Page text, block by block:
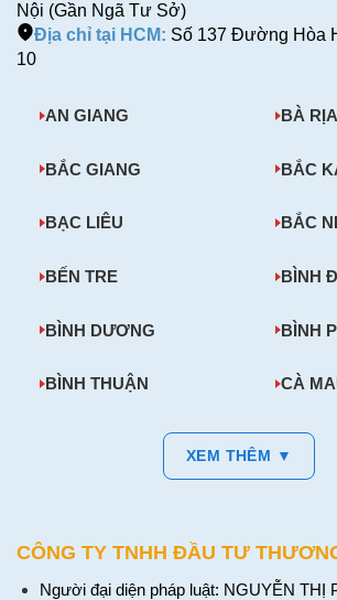
Nội (Gần Ngã Tư Sở)
Địa chỉ tại HCM: Số 137 Đường Hòa
10
AN GIANG BÀ
BẮC GIANG BẮC
BẠC LIÊU BẮC
BẾN TRE BÌNH
BÌNH DƯƠNG BÌNH
BÌNH THUẬN CÀ
XEM THÊM ▼
CÔNG TY TNHH ĐẦU TƯ
Người đại diện pháp luật: NGUYỄN THỊ